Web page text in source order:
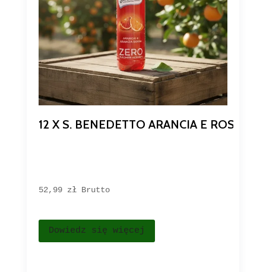
12 X S. BENEDETTO ARANCIA E ROSSA
52,99 zł Brutto
Dowiedz się więcej